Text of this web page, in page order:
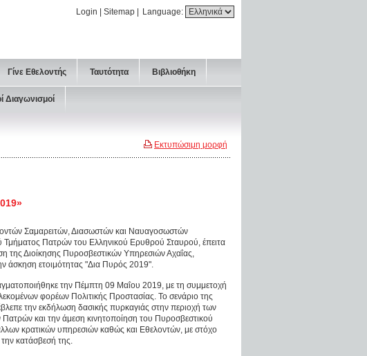
Language:
Login Sitemap
Γίνε Εθελοντής Ταυτότητα Βιβλιοθήκη
Διαγωνισμοί
Εκτυπώσιμη μορφή
Σαμαρειτών, Διασωστών και Ναυαγοσωστών
Τμήματος Πατρών του Ελληνικού Ερυθρού Σταυρού, έπειτα
της Διοίκησης Πυροσβεστικών Υπηρεσιών Αχαΐας,
άσκηση ετοιμότητας "Δια Πυρός 2019".
την Πέμπτη 09 Μαΐου 2019, με τη συμμετοχή
φορέων Πολιτικής Προστασίας. Το σενάριο της
την εκδήλωση δασικής πυρκαγιάς στην περιοχή των
και την άμεση κινητοποίηση του Πυροσβεστικού
κρατικών υπηρεσιών καθώς και Εθελοντών, με στόχο
την κατάσβεσή της.